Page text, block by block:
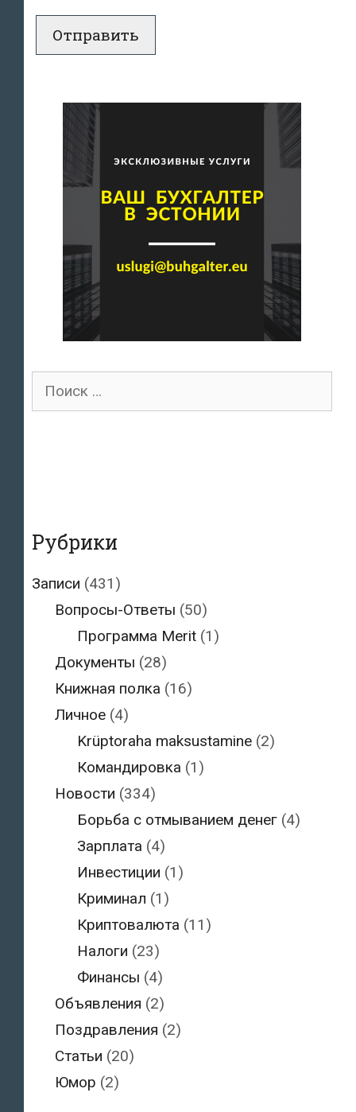
Поиск
Рубрики
Записи (431)
Вопросы-Ответы (50)
Программа Merit (1)
Документы (28)
Книжная полка (16)
Личное(4)
Krüptoraha maksustamine (2)
Командировка (1)
Новости (334)
Борьба с отмыванием денег (4)
Зарплата (4)
Инвестиции (1)
Криминал (1)
Криптовалюта (11)
Налоги (23)
Финансы (4)
Объявления (2)
Поздравления (2)
Статьи (20)
Юмор (2)